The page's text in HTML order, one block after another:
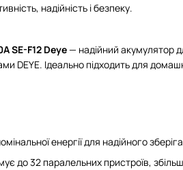
надійність і безпеку.
SE-F12 Deye— надійний акумулятор
DEYE. Ідеально підходить для
енергії для надійного
до 32 паралельних пристроїв,